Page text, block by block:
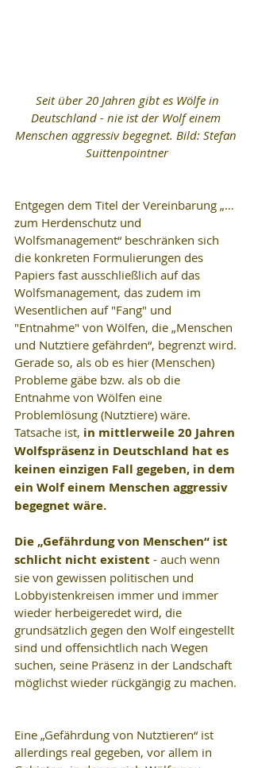
Deutschland - nie ist der Wolf einem
Menschen aggressiv begegnet. Bild: Stefan
Suittenpointner
Entgegen dem Titel der Vereinbarung „…
zum Herdenschutz und
Wolfsmanagement“ beschränken sich
die konkreten Formulierungen des
Papiers fast ausschließlich auf das
Wolfsmanagement, das zudem im
Wesentlichen auf "Fang" und
"Entnahme" von Wölfen, die „Menschen
und Nutztiere gefährden“, begrenzt wird.
Gerade so, als ob es hier (Menschen)
Probleme gäbe bzw. als ob die
Entnahme von Wölfen eine
Problemlösung (Nutztiere) wäre.
Tatsache ist, in mittlerweile 20 Jahren
Wolfspräsenz in Deutschland hat es
keinen einzigen Fall gegeben, in dem
ein Wolf einem Menschen aggressiv
begegnet wäre.
Die „Gefährdung von Menschen“ ist
schlicht nicht existent - auch wenn
sie von gewissen politischen und
Lobbyistenkreisen immer und immer
wieder herbeigeredet wird, die
grundsätzlich gegen den Wolf eingestellt
sind und offensichtlich nach Wegen
suchen, seine Präsenz in der Landschaft
möglichst wieder rückgängig zu machen.
Eine „Gefährdung von Nutztieren“ ist
allerdings real gegeben, vor allem in